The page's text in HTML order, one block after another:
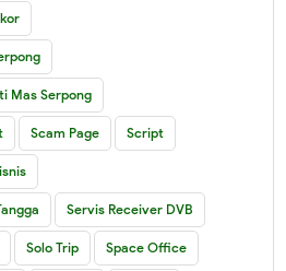
Mas Serpong
Scam Page Script
Servis Receiver DVB
Solo Trip Space Office